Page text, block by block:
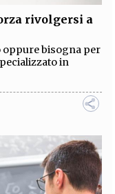
rivolgersi a
oppure bisogna per
in